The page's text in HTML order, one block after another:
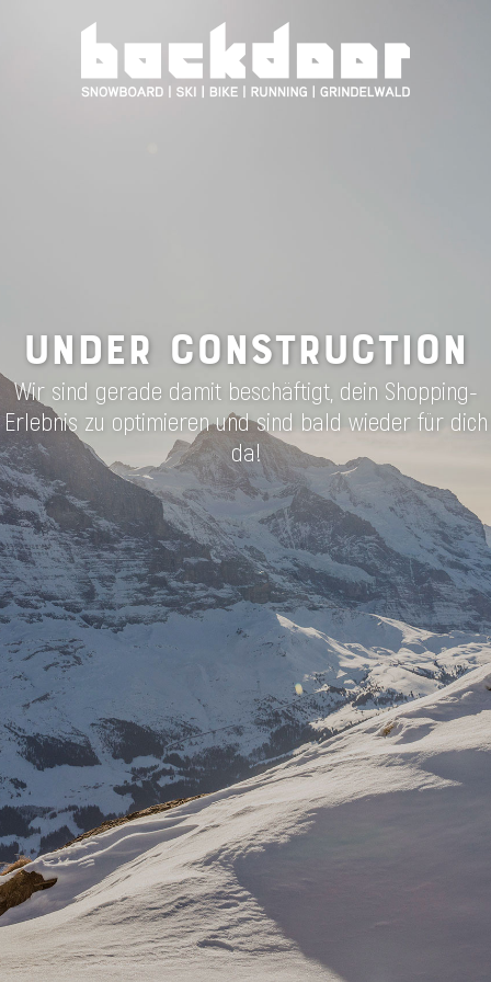
UNDER CONSTRUCTION
Wir sind gerade damit beschäftigt, dein Shopping-
Erlebnis zu optimieren und sind bald wieder für dich
da!